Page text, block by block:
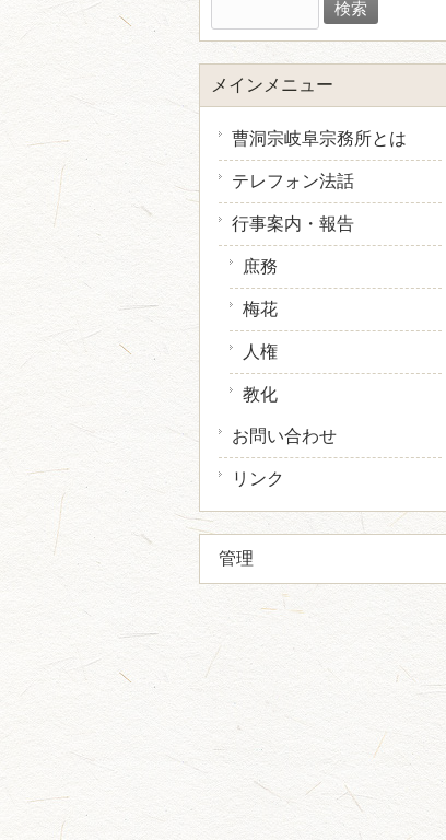
メインメニュー
曹洞宗岐阜宗務所とは
テレフォン法話
行事案内・報告
庶務
梅花
人権
教化
お問い合わせ
リンク
管理